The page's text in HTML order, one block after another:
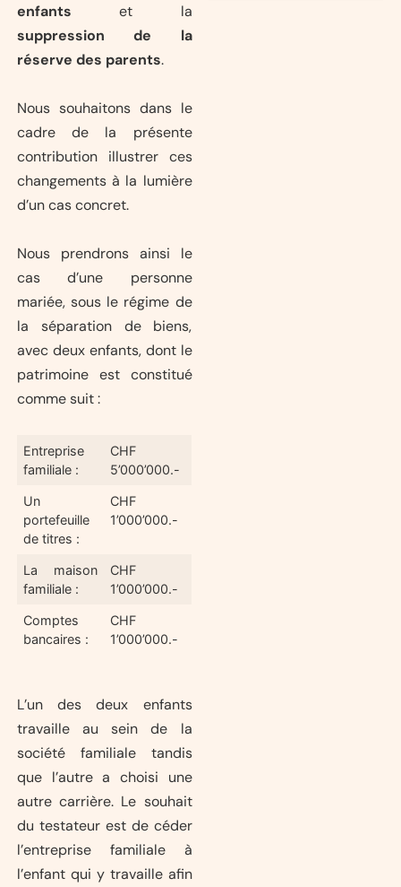
enfantset la
suppression de la
réserve des parents.
Nous souhaitons dans le
cadre de la présente
contribution illustrer ces
changements à la lumière
d’un cas concret.
Nous prendrons ainsi le
cas d’une personne
mariée, sous le régime de
la séparation de biens,
avec deux enfants, dont le
patrimoine est constitué
comme suit :
Entreprise
familiale :
CHF
5’000’000.-
Un
portefeuille
de titres :
CHF
1’000’000.-
La maison
familiale :
CHF
1’000’000.-
Comptes
bancaires :
CHF
1’000’000.-
L’un des deux enfants
travaille au sein de la
société familiale tandis
que l’autre a choisi une
autre carrière. Le souhait
du testateur est de céder
l’entreprise familiale à
l’enfant qui y travaille afin